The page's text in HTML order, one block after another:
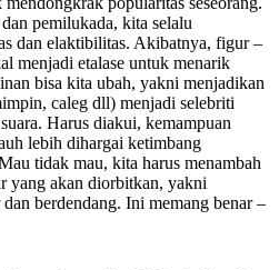
pemilukada, kita selalu
dan elaktibilitas. Akibatnya, figur –
menjadi etalase untuk menarik
bisa kita ubah, yakni menjadikan
caleg dll) menjadi selebriti
Harus diakui, kemampuan
lebih dihargai ketimbang
tidak mau, kita harus menambah
yang akan diorbitkan, yakni
berdendang. Ini memang benar –